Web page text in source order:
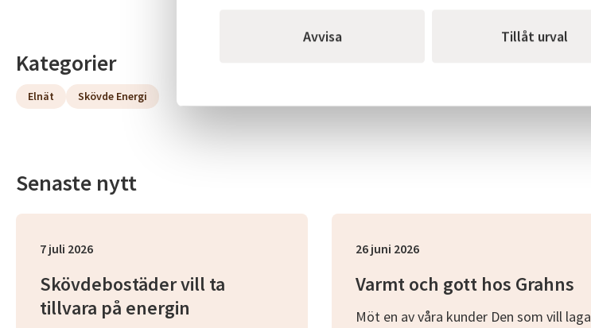
Avvisa Tillåt urval
Kategorier
Elnät Skövde Energi
Senaste nytt
7 juli 2026
Skövdebostäder vill ta
tillvara på energin
26 juni 2026
Varmt och gott hos Grahns
Möt en av våra kunder Den som vill laga